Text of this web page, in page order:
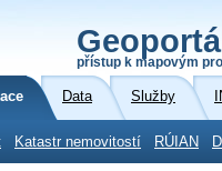
přístup k mapovým
Data Služby
Katastr nemovitostí RÚIAN